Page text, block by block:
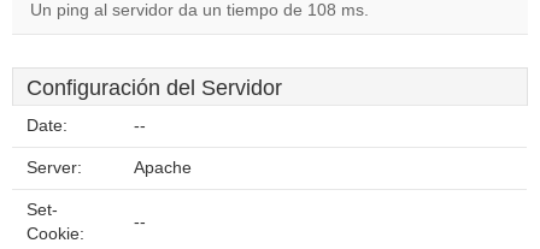
Un ping al servidor da un tiempo de 108 ms.
Configuración del Servidor
Date: --
Server: Apache
Set-
Cookie:
--